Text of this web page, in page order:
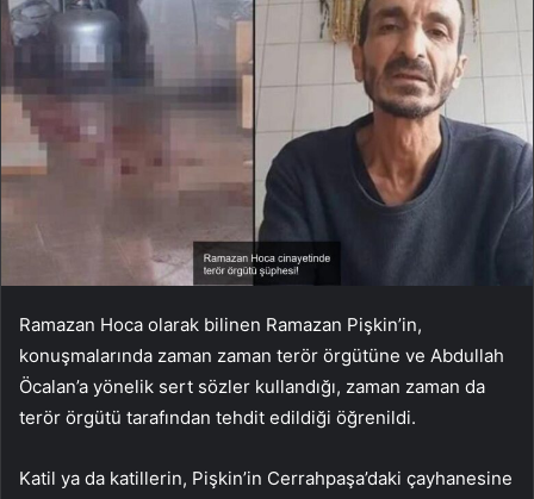
Ramazan Hoca olarak bilinen Ramazan Pişkin’in,
konuşmalarında zaman zaman terör örgütüne ve Abdullah
Öcalan’a yönelik sert sözler kullandığı, zaman zaman da
terör örgütü tarafından tehdit edildiği öğrenildi.
Katil ya da katillerin, Pişkin’in Cerrahpaşa’daki çayhanesine